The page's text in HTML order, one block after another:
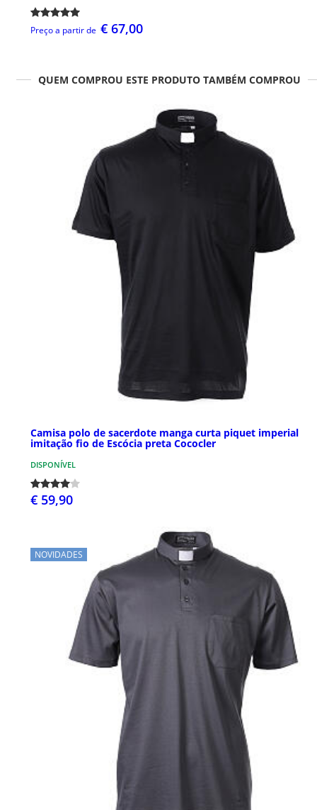
Preço a partir de € 67,00
QUEM COMPROU ESTE PRODUTO TAMBÉM COMPROU
Camisa polo de sacerdote manga curta piquet imperial
imitação fio de Escócia preta Cococler
DISPONÍVEL
€ 59,90
NOVIDADES